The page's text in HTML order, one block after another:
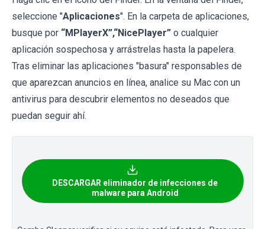
seleccione "Aplicaciones". En la carpeta de aplicaciones,
busque por “MPlayerX”,“NicePlayer” o cualquier
aplicación sospechosa y arrástrelas hasta la papelera.
Tras eliminar las aplicaciones "basura" responsables de
que aparezcan anuncios en línea, analice su Mac con un
antivirus para descubrir elementos no deseados que
puedan seguir ahí.
DESCARGAR eliminador de infecciones de
malware para Android